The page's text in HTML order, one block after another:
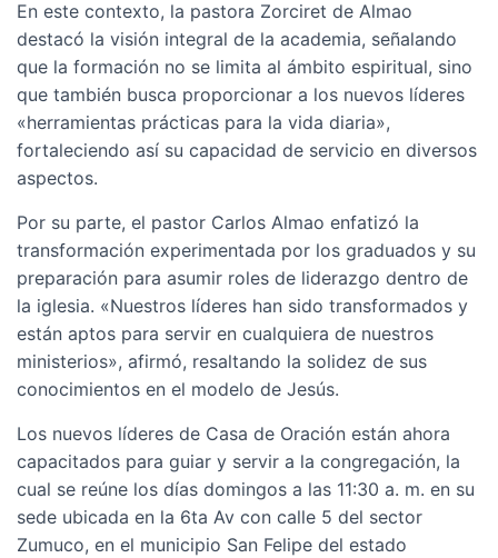
En este contexto, la pastora Zorciret de Almao
destacó la visión integral de la academia, señalando
que la formación no se limita al ámbito espiritual, sino
que también busca proporcionar a los nuevos líderes
«herramientas prácticas para la vida diaria»,
fortaleciendo así su capacidad de servicio en diversos
aspectos.
Por su parte, el pastor Carlos Almao enfatizó la
transformación experimentada por los graduados y su
preparación para asumir roles de liderazgo dentro de
la iglesia. «Nuestros líderes han sido transformados y
están aptos para servir en cualquiera de nuestros
ministerios», afirmó, resaltando la solidez de sus
conocimientos en el modelo de Jesús.
Los nuevos líderes de Casa de Oración están ahora
capacitados para guiar y servir a la congregación, la
cual se reúne los días domingos a las 11:30 a. m. en su
sede ubicada en la 6ta Av con calle 5 del sector
Zumuco, en el municipio San Felipe del estado